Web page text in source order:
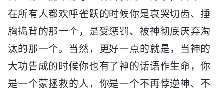
在所有人都欢呼雀跃的时候你是哀哭切齿、捶
胸捣背的那一个，是受惩罚、被神彻底厌弃淘
汰的那一个。当然，更好一点的就是，当神的
大功告成的时候你也有了神的话语作生命，你
是一个蒙拯救的人，你是一个不再悖逆神、不